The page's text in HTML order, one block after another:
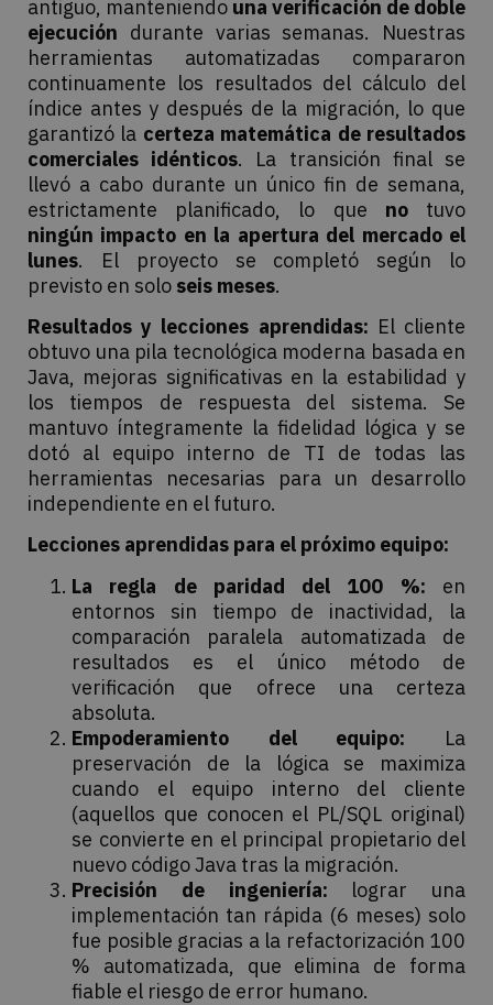
antiguo, manteniendo una verificación de doble
ejecución durante varias semanas. Nuestras
herramientas automatizadas compararon
continuamente los resultados del cálculo del
índice antes y después de la migración, lo que
garantizó la certeza matemática de resultados
comerciales idénticos. La transición final se
llevó a cabo durante un único fin de semana,
estrictamente planificado, lo que notuvo
ningún impacto en la apertura del mercado el
lunes. El proyecto se completó según lo
previsto en solo seis meses.
Resultados y lecciones aprendidas: El cliente
obtuvo una pila tecnológica moderna basada en
Java, mejoras significativas en la estabilidad y
los tiempos de respuesta del sistema. Se
mantuvo íntegramente la fidelidad lógica y se
dotó al equipo interno de TI de todas las
herramientas necesarias para un desarrollo
independiente en el futuro.
Lecciones aprendidas para el próximo equipo:
La regla de paridad del 100 %: en
entornos sin tiempo de inactividad, la
comparación paralela automatizada de
resultados es el único método de
verificación que ofrece una certeza
absoluta.
Empoderamiento del equipo: La
preservación de la lógica se maximiza
cuando el equipo interno del cliente
(aquellos que conocen el PL/SQL original)
se convierte en el principal propietario del
nuevo código Java tras la migración.
Precisión de ingeniería: lograr una
implementación tan rápida (6 meses) solo
fue posible gracias a la refactorización 100
% automatizada, que elimina de forma
fiable el riesgo de error humano.